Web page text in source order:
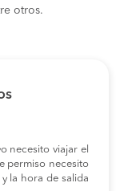
otros.
necesito viajar el
permiso necesito
la hora de salida